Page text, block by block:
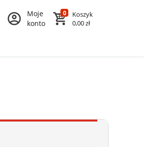
Moje
konto
0
Koszyk
0,00 zł